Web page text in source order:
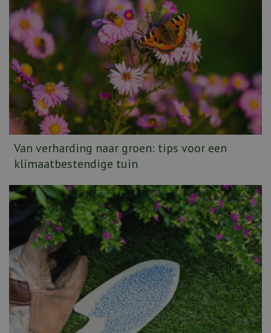
Van verharding naar groen: tips voor een
klimaatbestendige tuin